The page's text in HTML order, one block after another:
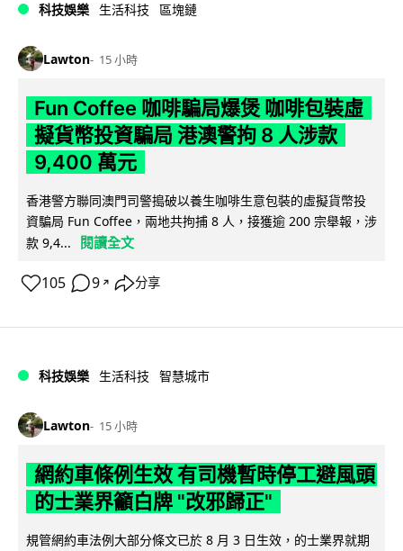
科技娛樂 生活科技 區塊鏈
Lawton 15 小時
Fun Coffee 咖啡騙局爆煲 咖啡包裝虛
擬貨幣投資騙局 港澳警拘 8 人涉款
9,400 萬元
香港警方聯同澳門司警搗破以養生咖啡生意包裝的虛擬貨幣投
資騙局 Fun Coffee，兩地共拘捕 8 人，接獲逾 200 宗舉報，涉
款 9,4...
閱讀全文
105 9 ↗ 分享
科技娛樂 生活科技 智慧城市
Lawton 15 小時
網約車條例生效 有司機暫時停工避風頭
的士業界籲白牌 "改邪歸正"
規管網約車法例大部分條文已於 8 月 3 日生效，的士業界就期